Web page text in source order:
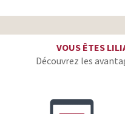
VOUS ÊTES
Découvrez les